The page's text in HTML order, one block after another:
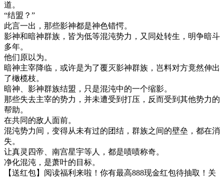
道。
“结盟？”
此言一出，那些影神都是神色错愕。
影神和暗神群族，皆为低等混沌势力，又同处转生，明争暗斗
多年。
他们原以为。
暗神主宰降临，或许是为了覆灭影神群族，岂料对方竟然伸出
了橄榄枝。
暗神、影神群族结盟，只是混沌中的一个缩影。
那些失去主宰的势力，并未遭受到打压，反而受到其他势力的
帮助。
在共同的敌人面前。
混沌势力间，变得从未有过的团结，群族之间的壁垒，都在消
失。
让真灵四帝、南宫星宇等人，都是啧啧称奇。
净化混沌，是萧叶的目标。
【送红包】阅读福利来啦！你有最高888现金红包待抽取！关